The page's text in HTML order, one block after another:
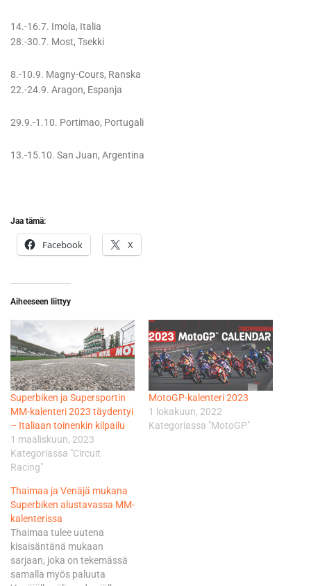
14.-16.7. Imola, Italia
28.-30.7. Most, Tsekki
8.-10.9. Magny-Cours, Ranska
22.-24.9. Aragon, Espanja
29.9.-1.10. Portimao, Portugali
13.-15.10. San Juan, Argentina
Jaa tämä:
Facebook X
Aiheeseen liittyy
Superbiken ja Supersportin
MM-kalenteri 2023 täydentyi
– Italiaan toinenkin kilpailu
1 maaliskuun, 2023
Kategoriassa "Circuit
Racing"
MotoGP-kalenteri 2023
1 lokakuun, 2022
Kategoriassa "MotoGP"
Thaimaa ja Venäjä mukana
Superbiken alustavassa MM-
kalenterissa
Thaimaa tulee uutena
kisaisäntänä mukaan
sarjaan, joka on tekemässä
samalla myös paluuta